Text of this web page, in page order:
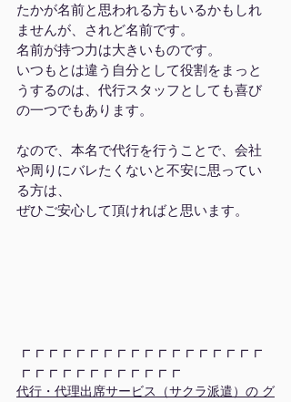
たかが名前と思われる方もいるかもしれ
ませんが、されど名前です。
名前が持つ力は大きいものです。
いつもとは違う自分として役割をまっと
うするのは、代行スタッフとしても喜び
の一つでもあります。
なので、本名で代行を行うことで、会社
や周りにバレたくないと不安に思ってい
る方は、
ぜひご安心して頂ければと思います。
┏┏┏┏┏┏┏┏┏┏┏┏┏┏┏┏┏┏
┏┏┏┏┏┏┏┏┏┏┏┏
代行・代理出席サービス（サクラ派遣）の グ